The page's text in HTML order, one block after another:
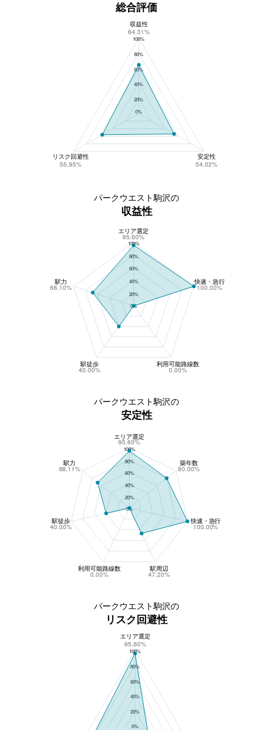
総合評価
パークウエスト駒沢の総合評価
100%
80%
60%
40%
20%
0%
収益性
64.31%
リスク回避性
55.95%
安定性
54.02%
パークウエスト駒沢の
収益性
パークウエスト駒沢の収益性
100%
80%
60%
40%
20%
0%
エリア選定
95.60%
駅力
68.10%
駅徒歩
40.00%
利用可能路線数
0.00%
快速・急行
100.00%
パークウエスト駒沢の
安定性
100%
80%
60%
40%
20%
0%
エリア選定
95.60%
駅力
68.11%
駅徒歩
40.00%
利用可能路線数
0.00%
駅周辺
47.20%
快速・急行
100.00%
築年数
80.00%
パークウエスト駒沢の
リスク回避性
パークウエスト駒沢のリスク回避性
100%
80%
60%
40%
20%
0%
エリア選定
95.60%